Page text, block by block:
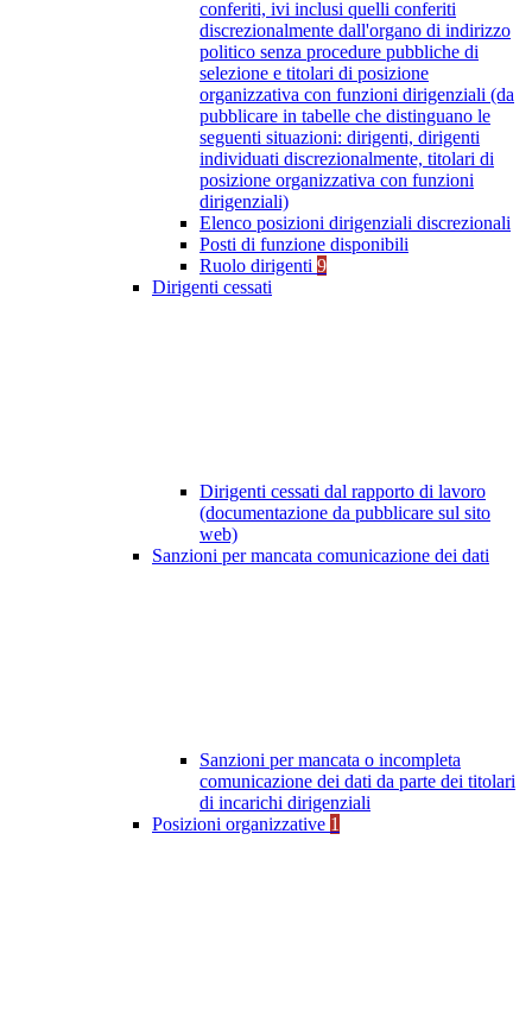
conferiti, ivi inclusi quelli conferiti
discrezionalmente dall'organo di indirizzo
politico senza procedure pubbliche di
selezione e titolari di posizione
organizzativa con funzioni dirigenziali (da
pubblicare in tabelle che distinguano le
seguenti situazioni: dirigenti, dirigenti
individuati discrezionalmente, titolari di
posizione organizzativa con funzioni
dirigenziali)
Elenco posizioni dirigenziali discrezionali
Posti di funzione disponibili
Ruolo dirigenti 9
Dirigenti cessati
Dirigenti cessati dal rapporto di lavoro
(documentazione da pubblicare sul sito
web)
Sanzioni per mancata comunicazione dei dati
Sanzioni per mancata o incompleta
comunicazione dei dati da parte dei titolari
di incarichi dirigenziali
Posizioni organizzative 1